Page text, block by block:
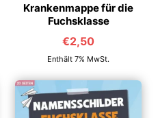
Krankenmappe für die
Fuchsklasse
€2,50
Enthält 7% MwSt.